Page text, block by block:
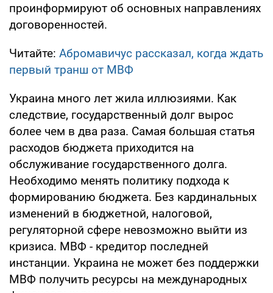
проинформируют об основных направлениях
договоренностей.
Читайте: Абромавичус рассказал, когда ждать
первый транш от МВФ
Украина много лет жила иллюзиями. Как
следствие, государственный долг вырос
более чем в два раза. Самая большая статья
расходов бюджета приходится на
обслуживание государственного долга.
Необходимо менять политику подхода к
формированию бюджета. Без кардинальных
изменений в бюджетной, налоговой,
регуляторной сфере невозможно выйти из
кризиса. МВФ - кредитор последней
инстанции. Украина не может без поддержки
МВФ получить ресурсы на международных